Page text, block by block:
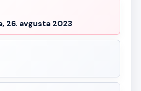
26. avgusta 2023